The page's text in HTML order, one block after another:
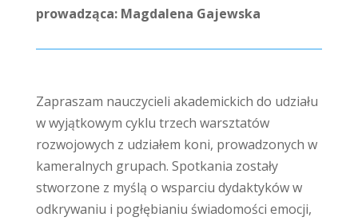
prowadząca: Magdalena Gajewska
Zapraszam nauczycieli akademickich do udziału
w wyjątkowym cyklu trzech warsztatów
rozwojowych z udziałem koni, prowadzonych w
kameralnych grupach. Spotkania zostały
stworzone z myślą o wsparciu dydaktyków w
odkrywaniu i pogłębianiu świadomości emocji,